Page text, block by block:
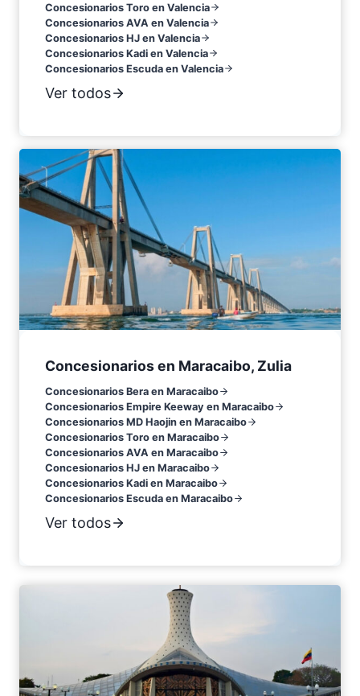
Concesionarios Toro en Valencia
Concesionarios AVA en Valencia
Concesionarios HJ en Valencia
Concesionarios Kadi en Valencia
Concesionarios Escuda en Valencia
Ver todos
Concesionarios en Maracaibo, Zulia
Concesionarios Bera en Maracaibo
Concesionarios Empire Keeway en Maracaibo
Concesionarios MD Haojin en Maracaibo
Concesionarios Toro en Maracaibo
Concesionarios AVA en Maracaibo
Concesionarios HJ en Maracaibo
Concesionarios Kadi en Maracaibo
Concesionarios Escuda en Maracaibo
Ver todos